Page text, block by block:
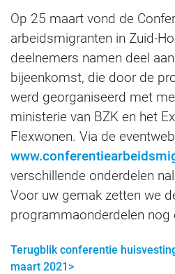
Op 25 maart vond de
arbeidsmigranten in Zuid-
deelnemers namen deel
bijeenkomst, die door de
werd georganiseerd met
ministerie van BZK en het
Flexwonen. Via de
verschillende onderdelen
Voor uw gemak zetten we
programmaonderdelen nog
Terugblik conferentie
maart 2021>